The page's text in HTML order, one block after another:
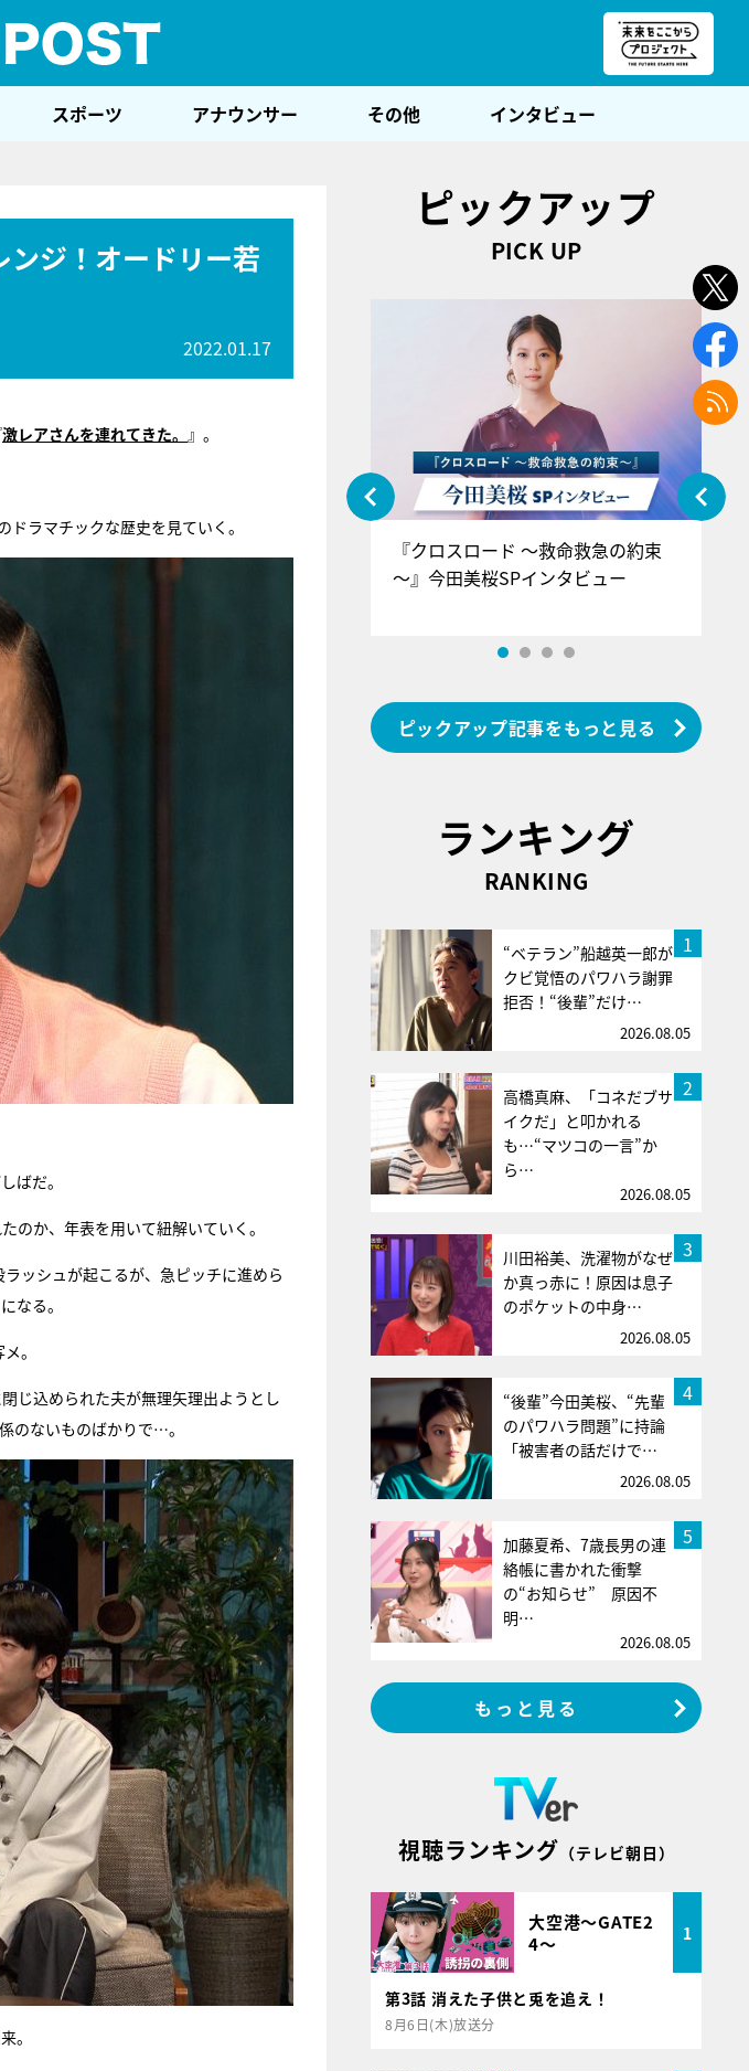
スポーツ アナウンサー その他 インタビュー
ジ！オードリー若
2022.01.17
激レアさんを連れてきた。 』。
ラマチックな歴史を見ていく。
ばだ。
のか、年表を用いて紐解いていく。
ッシュが起こるが、急ピッチに進めら
なる。
。
じ込められた夫が無理矢理出ようとし
のないものばかりで…。
。
ピックアップ
PICK UP
E齋藤樹愛羅＆佐々木舞香SPインタ
『クロスロード ～救命救急の約束
～』今田美桜SPインタビュー
ピックアップ記事をもっと見る
ランキング
RANKING
1
“ベテラン”船越英一郎が
クビ覚悟のパワハラ謝罪
拒否！“後輩”だけ…
2026.08.05
2
高橋真麻、「コネだブサ
イクだ」と叩かれる
も…“マツコの一言”か
ら…
2026.08.05
3
川田裕美、洗濯物がなぜ
か真っ赤に！原因は息子
のポケットの中身…
2026.08.05
4
“後輩”今田美桜、“先輩
のパワハラ問題”に持論
「被害者の話だけで…
2026.08.05
5
加藤夏希、7歳長男の連
絡帳に書かれた衝撃
の“お知らせ” 原因不
明…
2026.08.05
もっと見る
視聴ランキング （テレビ朝日）
大空港～GATE2
4～
1
第3話 消えた子供と兎を追え！
8月6日(木)放送分